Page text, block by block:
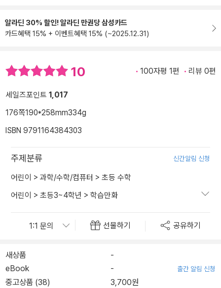
알라딘 30% 할인! 알라딘 만권당 삼성카드
카드혜택 15% + 이벤트혜택 15% (~2025.12.31)
10 100자평 1편 리뷰 0편
세일즈포인트 1,017
176쪽190*258mm334g
ISBN 9791164384303
주제분류 신간알림 신청
어린이 > 과학/수학/컴퓨터 > 초등 수학
어린이 > 초등3~4학년 > 학습만화
선물하기 공유하기
새상품
-
eBook
- 출간 알림 신청
중고상품 (38) 3,700원